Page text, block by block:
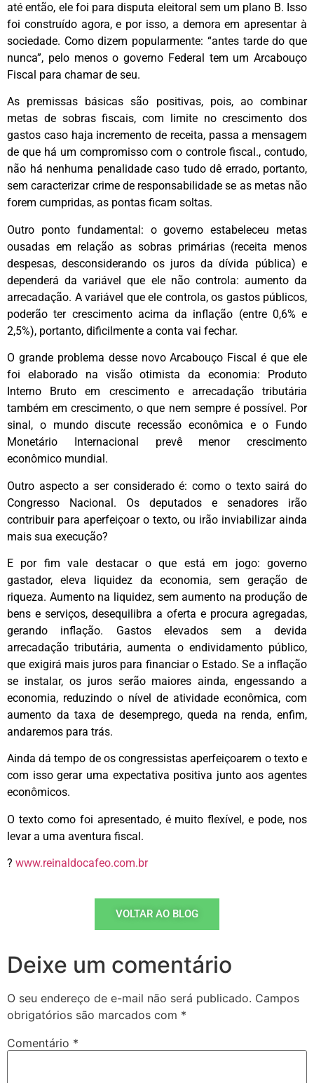
até então, ele foi para disputa eleitoral sem um plano B. Isso
foi construído agora, e por isso, a demora em apresentar à
sociedade. Como dizem popularmente: “antes tarde do que
nunca”, pelo menos o governo Federal tem um Arcabouço
Fiscal para chamar de seu.
As premissas básicas são positivas, pois, ao combinar
metas de sobras fiscais, com limite no crescimento dos
gastos caso haja incremento de receita, passa a mensagem
de que há um compromisso com o controle fiscal., contudo,
não há nenhuma penalidade caso tudo dê errado, portanto,
sem caracterizar crime de responsabilidade se as metas não
forem cumpridas, as pontas ficam soltas.
Outro ponto fundamental: o governo estabeleceu metas
ousadas em relação as sobras primárias (receita menos
despesas, desconsiderando os juros da dívida pública) e
dependerá da variável que ele não controla: aumento da
arrecadação. A variável que ele controla, os gastos públicos,
poderão ter crescimento acima da inflação (entre 0,6% e
2,5%), portanto, dificilmente a conta vai fechar.
O grande problema desse novo Arcabouço Fiscal é que ele
foi elaborado na visão otimista da economia: Produto
Interno Bruto em crescimento e arrecadação tributária
também em crescimento, o que nem sempre é possível. Por
sinal, o mundo discute recessão econômica e o Fundo
Monetário Internacional prevê menor crescimento
econômico mundial.
Outro aspecto a ser considerado é: como o texto sairá do
Congresso Nacional. Os deputados e senadores irão
contribuir para aperfeiçoar o texto, ou irão inviabilizar ainda
mais sua execução?
E por fim vale destacar o que está em jogo: governo
gastador, eleva liquidez da economia, sem geração de
riqueza. Aumento na liquidez, sem aumento na produção de
bens e serviços, desequilibra a oferta e procura agregadas,
gerando inflação. Gastos elevados sem a devida
arrecadação tributária, aumenta o endividamento público,
que exigirá mais juros para financiar o Estado. Se a inflação
se instalar, os juros serão maiores ainda, engessando a
economia, reduzindo o nível de atividade econômica, com
aumento da taxa de desemprego, queda na renda, enfim,
andaremos para trás.
Ainda dá tempo de os congressistas aperfeiçoarem o texto e
com isso gerar uma expectativa positiva junto aos agentes
econômicos.
O texto como foi apresentado, é muito flexível, e pode, nos
levar a uma aventura fiscal.
? www.reinaldocafeo.com.br
VOLTAR AO BLOG
Deixe um comentário
O seu endereço de e-mail não será publicado. Campos
obrigatórios são marcados com *
Comentário *